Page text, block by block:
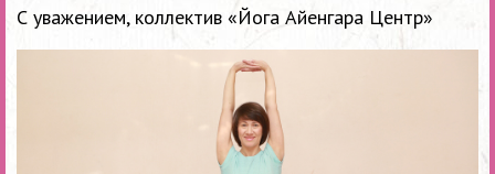
С уважением, коллектив «Йога Айенгара Центр»